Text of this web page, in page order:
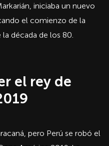
iniciaba un nuevo
el comienzo de la
década de los 80.
el rey de
pero Perú se robó el